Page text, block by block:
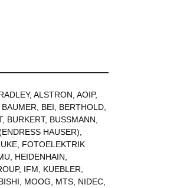
, ALSTRON AOIP,
BAUMER BEI BERTHOLD
, BURKERT, BUSSMANN
HAUSER)
FOTOELEKTRIK
HEIDENHAIN
, IFM KUEBLER
MOOG MTS NIDEC